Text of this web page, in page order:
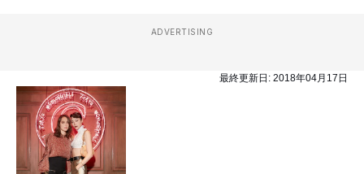
ADVERTISING
最終更新日: 2018年04月17日